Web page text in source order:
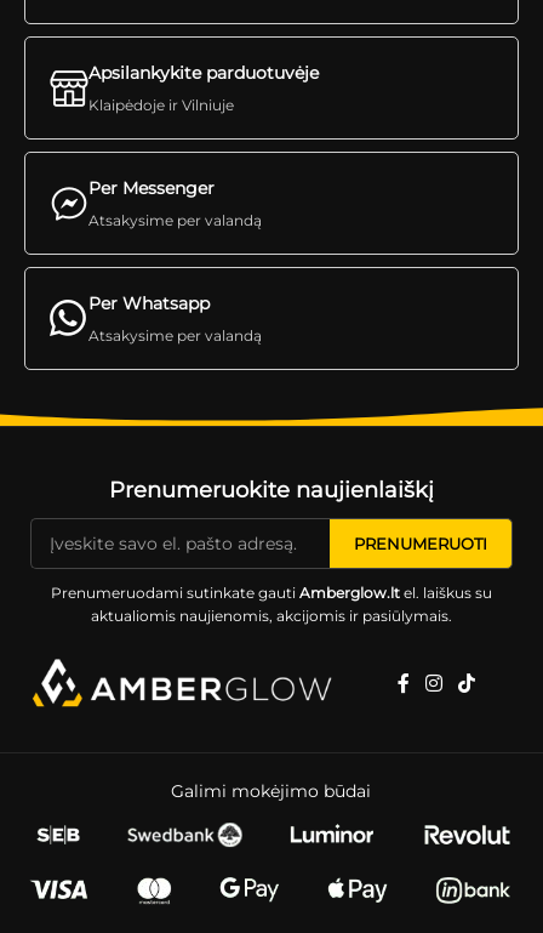
Per Messenger
Atsakysime per valandą
Apsilankykite parduotuvėje
Klaipėdoje ir Vilniuje
Per Whatsapp
Atsakysime per valandą
Prenumeruokite naujienlaiškį
Prenumeruodami sutinkate gauti Amberglow.ltel. laiškus su
aktualiomis naujienomis, akcijomis ir pasiūlymais.
Galimi mokėjimo būdai